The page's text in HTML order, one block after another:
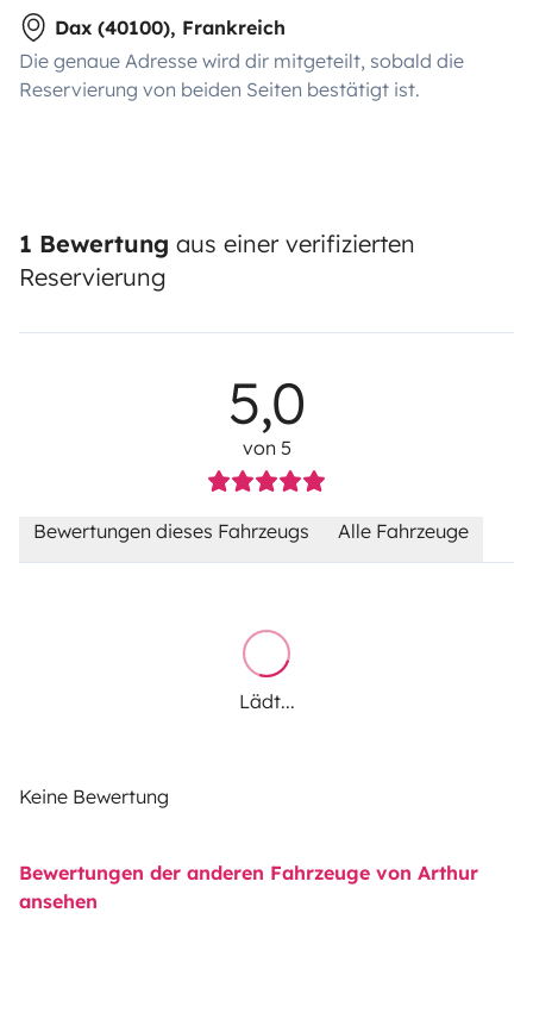
Dax (40100), Frankreich
Die genaue Adresse wird dir mitgeteilt, sobald die
Reservierung von beiden Seiten bestätigt ist.
1 Bewertung aus einer verifizierten
Reservierung
5,0
von 5
Bewertungen dieses Fahrzeugs Alle Fahrzeuge
Lädt...
Keine Bewertung
Bewertungen der anderen Fahrzeuge von Arthur
ansehen